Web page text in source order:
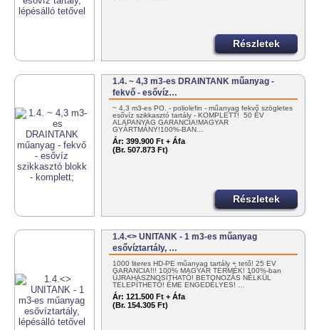
Részletek
1.4. ~ 4,3 m3-es DRAINTANK műanyag -
fekvő - esővíz…
~ 4,3 m3-es PO. - poliolefin - műanyag fekvő szögletes
esővíz szikkasztó tartály - KOMPLETT! 50 ÉV
ALAPANYAG GARANCIA!MAGYAR
GYÁRTMÁNY!100%-BAN…
Ár: 399.900 Ft + Áfa
(Br. 507.873 Ft)
Részletek
1.4.<> UNITANK - 1 m3-es műanyag
esővíztartály, …
1000 literes HD-PE műanyag tartály + tető! 25 ÉV
GARANCIA!!! 100% MAGYAR TERMÉK! 100%-ban
ÚJRAHASZNOSÍTHATÓ! BETONOZÁS NÉLKÜL
TELEPÍTHETŐ! ÉME ENGEDÉLYES! …
Ár: 121.500 Ft + Áfa
(Br. 154.305 Ft)